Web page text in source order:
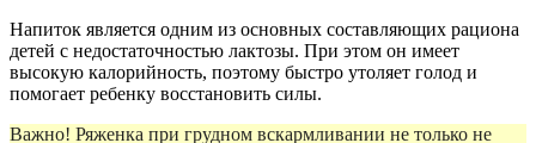
Напиток является одним из основных составляющих рациона
детей с недостаточностью лактозы. При этом он имеет
высокую калорийность, поэтому быстро утоляет голод и
помогает ребенку восстановить силы.
Важно! Ряженка при грудном вскармливании не только не